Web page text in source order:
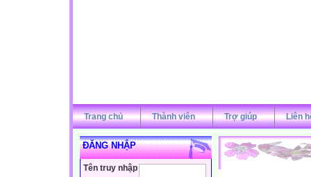
Trang chủ Thành viên Trợ giúp Liên
ĐĂNG NHẬP
Tên truy nhập